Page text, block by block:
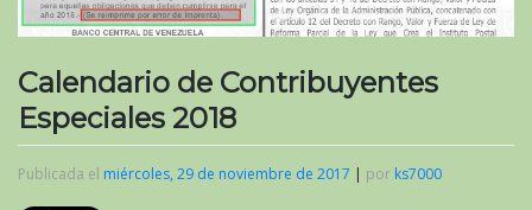
Calendario de Contribuyentes
Especiales 2018
Publicada el miércoles, 29 de noviembre de 2017 | por ks7000